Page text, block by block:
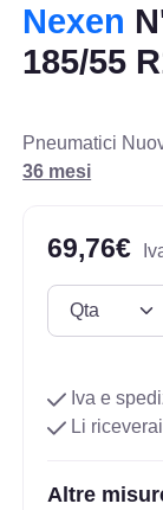
Nexen
185/55
Pneumatici
36 mesi
69,76€
Iva e
Li
Altre